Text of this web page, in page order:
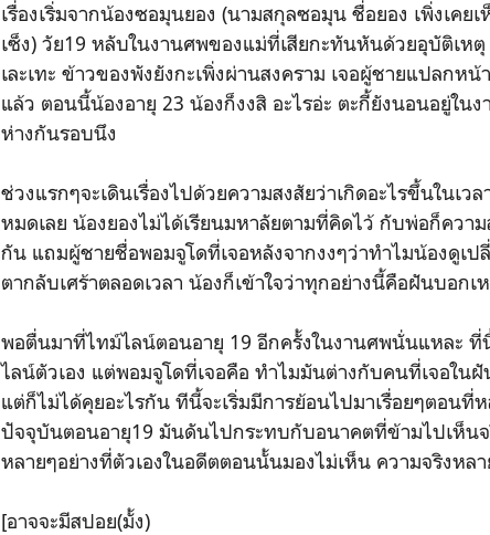
เรื่องเริ่มจากน้องซอมุนยอง (นามสกุลซอมุน ชื่อยอง เพิ่งเค
เซ็ง) วัย19 หลับในงานศพของแม่ที่เสียกะทันหันด้วยอุบัติเห
เละเทะ ข้าวของพังยังกะเพิ่งผ่านสงคราม เจอผู้ชายแปลก
แล้ว ตอนนี้น้องอายุ 23 น้องก็งงสิ อะไรอ่ะ ตะกี้ยังนอนอยู่ใน
ห่างกันรอบนึง
ช่วงแรกๆจะเดินเรื่องไปด้วยความสงสัยว่าเกิดอะไรขึ้นในเ
หมดเลย น้องยองไม่ได้เรียนมหาลัยตามที่คิดไว้ กับพ่อก็คว
กัน แถมผู้ชายชื่อพอมจูโดที่เจอหลังจากงงๆว่าทำไมน้องดูเป
ตากลับเศร้าตลอดเวลา น้องก็เข้าใจว่าทุกอย่างนี้คือฝันบอกเ
พอตื่นมาที่ไทม์ไลน์ตอนอายุ 19 อีกครั้งในงานศพนั่นแหละ ที่
ไลน์ตัวเอง แต่พอมจูโดที่เจอคือ ทำไมมันต่างกับคนที่เจอในฝั
แต่ก็ไม่ได้คุยอะไรกัน ทีนี้จะเริ่มมีการย้อนไปมาเรื่อยๆตอนที่
ปัจจุบันตอนอายุ19 มันดันไปกระทบกับอนาคตที่ข้ามไปเห็น
หลายๆอย่างที่ตัวเองในอดีตตอนนั้นมองไม่เห็น ความจริงหล
[อาจจะมีสปอย(มั้ง)